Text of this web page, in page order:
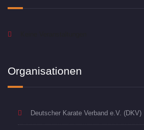
Organisationen
Deutscher Karate Verband e.V. (DKV)